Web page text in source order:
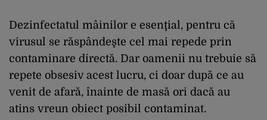
Dezinfectatul mâinilor e esenţial, pentru că
virusul se răspândeşte cel mai repede prin
contaminare directă. Dar oamenii nu trebuie să
repete obsesiv acest lucru, ci doar după ce au
venit de afară, înainte de masă ori dacă au
atins vreun obiect posibil contaminat.